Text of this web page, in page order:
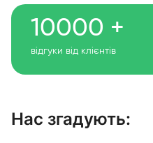
10000 +
відгуки від клієнтів
Нас згадують: